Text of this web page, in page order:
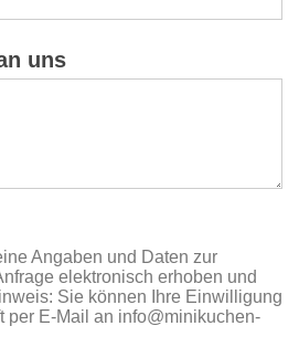
uns
Angaben und Daten zur
elektronisch erhoben und
Sie können Ihre Einwilligung
per E-Mail an info@minikuchen-